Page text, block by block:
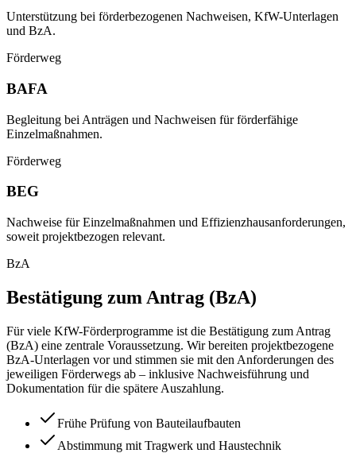
Unterstützung bei förderbezogenen Nachweisen, KfW-Unterlagen
und BzA.
Förderweg
BAFA
Begleitung bei Anträgen und Nachweisen für förderfähige
Einzelmaßnahmen.
Förderweg
BEG
Nachweise für Einzelmaßnahmen und Effizienzhausanforderungen,
soweit projektbezogen relevant.
BzA
Bestätigung zum Antrag (BzA)
Für viele KfW-Förderprogramme ist die Bestätigung zum Antrag
(BzA) eine zentrale Voraussetzung. Wir bereiten projektbezogene
BzA-Unterlagen vor und stimmen sie mit den Anforderungen des
jeweiligen Förderwegs ab – inklusive Nachweisführung und
Dokumentation für die spätere Auszahlung.
Frühe Prüfung von Bauteilaufbauten
Abstimmung mit Tragwerk und Haustechnik